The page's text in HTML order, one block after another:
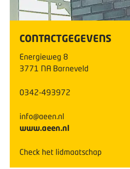
CONTACTGEGEVENS
Energieweg 8
3771 NA Barneveld
0342-493972
info@aeen.nl
www.aeen.nl
Check het lidmaatschap